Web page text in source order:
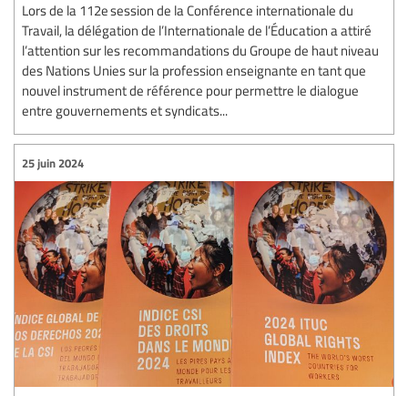
Lors de la 112e session de la Conférence internationale du
Travail, la délégation de l’Internationale de l’Éducation a attiré
l’attention sur les recommandations du Groupe de haut niveau
des Nations Unies sur la profession enseignante en tant que
nouvel instrument de référence pour permettre le dialogue
entre gouvernements et syndicats...
25 juin 2024